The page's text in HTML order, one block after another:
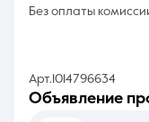
Без оплаты
Арт.1014796634
объявление